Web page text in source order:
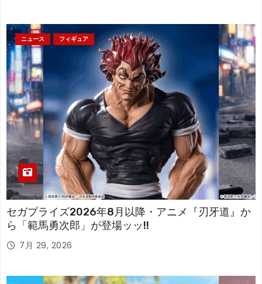
ニュース フィギュア
セガプライズ2026年8月以降・アニメ『刃牙道』か
ら「範馬勇次郎」が登場ッッ!!
7月 29, 2026